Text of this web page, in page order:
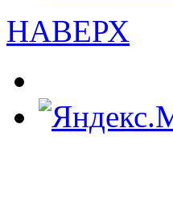
НАВЕРХ